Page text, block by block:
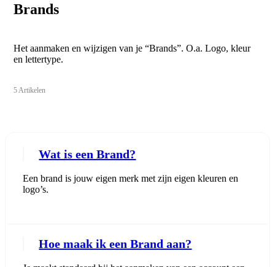
Brands
Het aanmaken en wijzigen van je “Brands”. O.a. Logo, kleur
en lettertype.
5 Artikelen
Wat is een Brand?
Een brand is jouw eigen merk met zijn eigen kleuren en
logo’s.
Hoe maak ik een Brand aan?